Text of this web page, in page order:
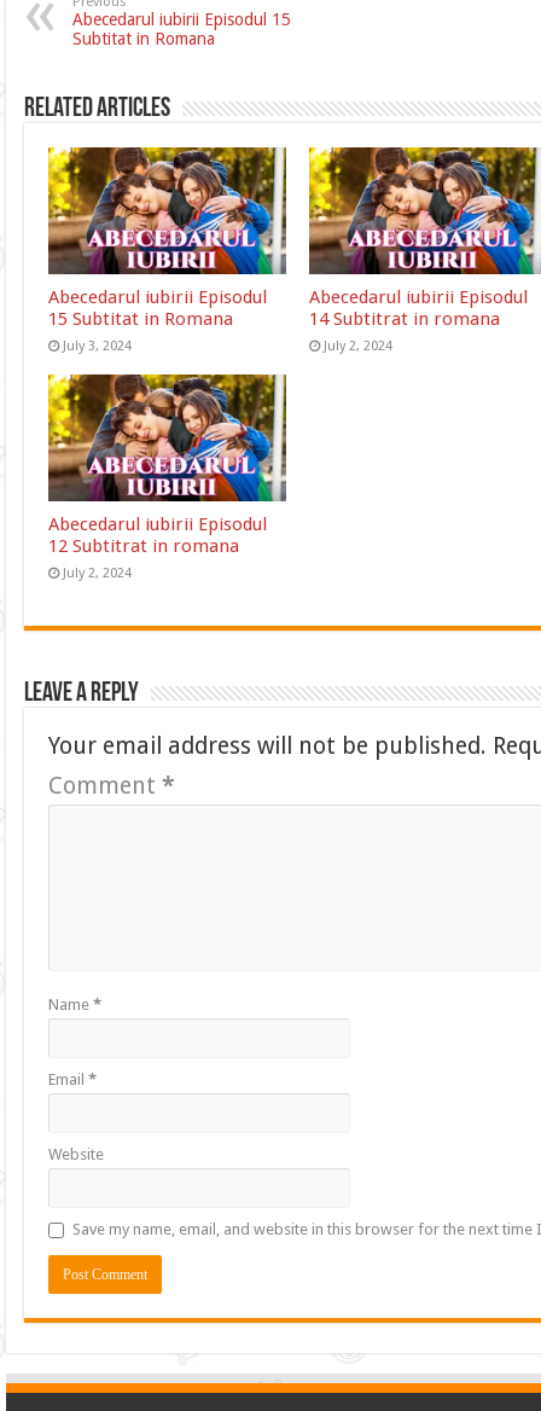
Abecedarul iubirii Episodul 15
Subtitat in Romana
Related Articles
Abecedarul iubirii Episodul
15 Subtitat in Romana
July 3, 2024
Abecedarul iubirii Episodul
14 Subtitrat in romana
July 2, 2024
Abecedarul iubirii Episodul
12 Subtitrat in romana
July 2, 2024
Leave a Reply
Your email address will not be published.
Comment*
Name*
Email*
Website
Save my name, email, and website in this browser for the next time